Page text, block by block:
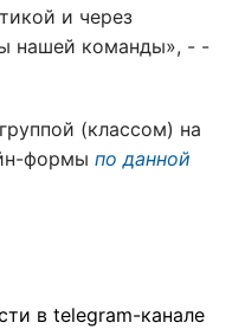
и через
нашей команды», - -
(классом) на
формы по данной
в telegram-канале